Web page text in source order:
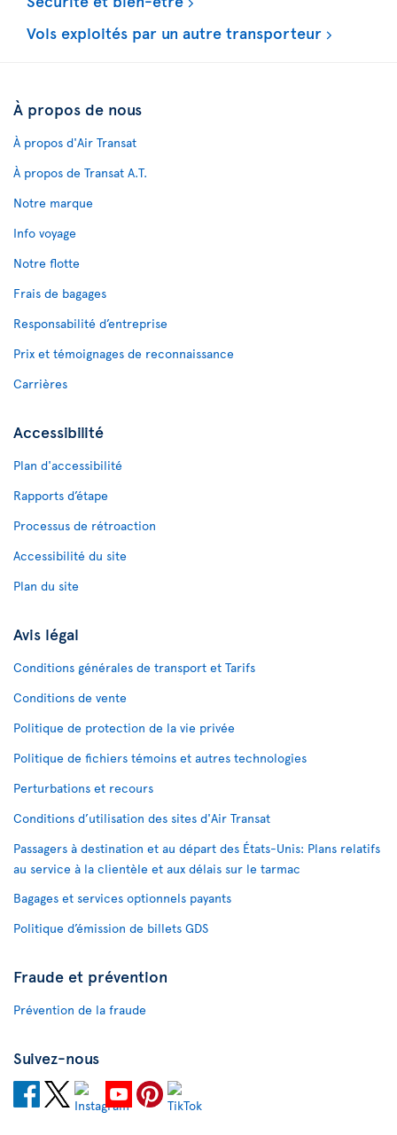
Vols exploités par un autre transporteur
À propos de nous
À propos d'Air Transat
À propos de Transat A.T.
Notre marque
Info voyage
Notre flotte
Frais de bagages
Responsabilité d’entreprise
Prix et témoignages de reconnaissance
Carrières
Accessibilité
Plan d'accessibilité
Rapports d’étape
Processus de rétroaction
Accessibilité du site
Plan du site
Avis légal
Conditions générales de transport et Tarifs
Conditions de vente
Politique de protection de la vie privée
Politique de fichiers témoins et autres technologies
Perturbations et recours
Conditions d’utilisation des sites d'Air Transat
Passagers à destination et au départ des États-Unis: Plans relatifs
au service à la clientèle et aux délais sur le tarmac
Bagages et services optionnels payants
Politique d’émission de billets GDS
Fraude et prévention
Prévention de la fraude
Suivez-nous